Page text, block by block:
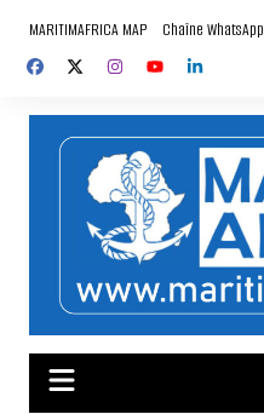
contenu
MARITIMAFRICA MAP Chaîne WhatsApp